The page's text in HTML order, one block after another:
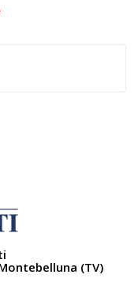
(TV)